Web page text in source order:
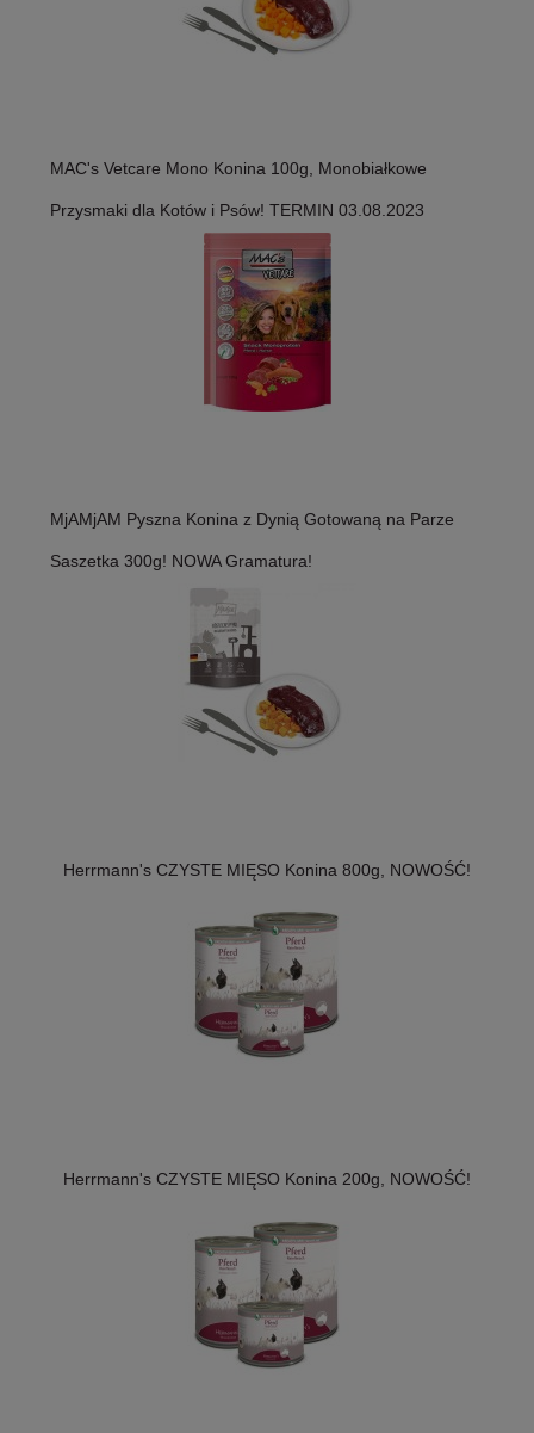
MAC's Vetcare Mono Konina 100g, Monobiałkowe
Przysmaki dla Kotów i Psów! TERMIN 03.08.2023
MjAMjAM Pyszna Konina z Dynią Gotowaną na Parze
Saszetka 300g! NOWA Gramatura!
Herrmann's CZYSTE MIĘSO Konina 800g, NOWOŚĆ!
Herrmann's CZYSTE MIĘSO Konina 200g, NOWOŚĆ!